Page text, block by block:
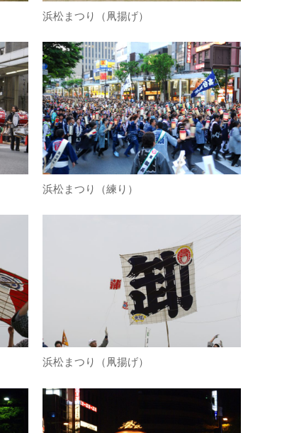
浜松まつり（凧揚げ）
浜松まつり（練り）
浜松まつり（凧揚げ）